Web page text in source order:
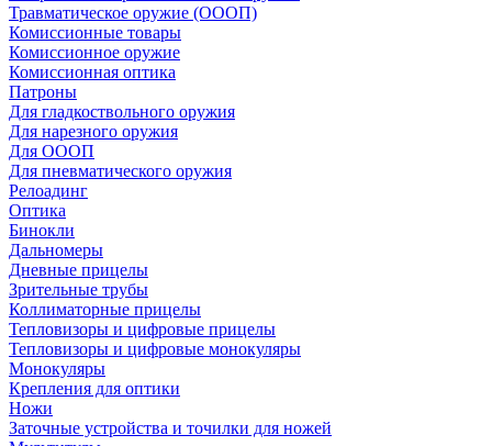
Травматическое оружие (ОООП)
Комиссионные товары
Комиссионное оружие
Комиссионная оптика
Патроны
Для гладкоствольного оружия
Для нарезного оружия
Для ОООП
Для пневматического оружия
Релоадинг
Оптика
Бинокли
Дальномеры
Дневные прицелы
Зрительные трубы
Коллиматорные прицелы
Тепловизоры и цифровые прицелы
Тепловизоры и цифровые монокуляры
Монокуляры
Крепления для оптики
Ножи
Заточные устройства и точилки для ножей